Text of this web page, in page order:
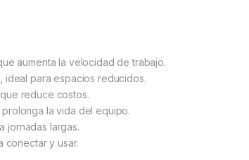
aumenta la velocidad de trabajo.
, ideal para espacios reducidos.
que reduce costos.
prolonga la vida del equipo.
jornadas largas.
conectar y usar.